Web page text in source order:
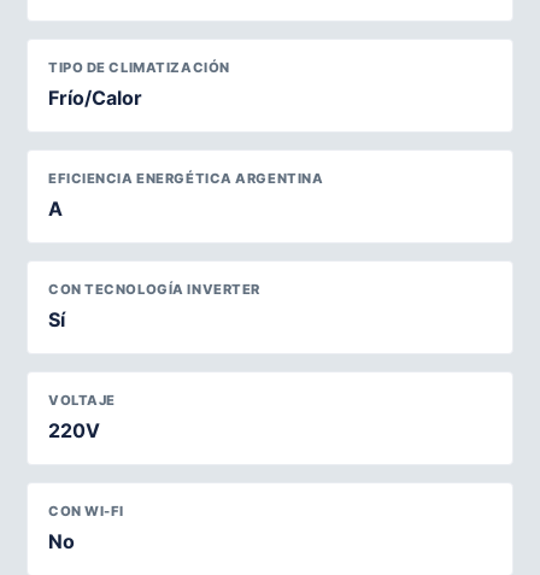
TIPO DE CLIMATIZACIÓN
Frío/Calor
EFICIENCIA ENERGÉTICA ARGENTINA
A
CON TECNOLOGÍA INVERTER
Sí
VOLTAJE
220V
CON WI-FI
No